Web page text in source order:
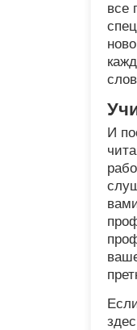
все
И